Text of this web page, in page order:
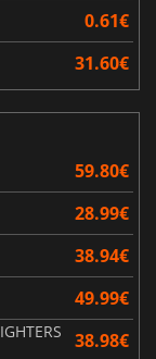
0.61€
31.60€
59.80€
28.99€
38.94€
49.99€
38.98€